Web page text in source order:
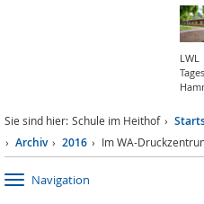
LWL
Sie sind hier: Schule im Heithof
Archiv
2016 Im WA-
Navigation